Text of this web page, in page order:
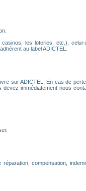
les loteries, etc.), celui-
au label ADICTEL.
sur ADICTEL. En cas de
immédiatement nous
compensation,